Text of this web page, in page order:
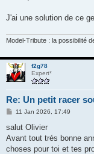
J'ai une solution de ce
Model-Tribute : la possibilité
f2g78
Expert*
Re: Un petit racer
M
s
a
g
11 Jan 2026, 17:49
salut Olivier
Avant tout trés bonne
choses pour toi et tes